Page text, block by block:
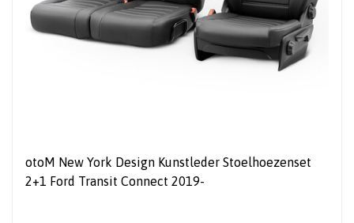
otoM New York Design Kunstleder Stoelhoezenset
2+1 Ford Transit Connect 2019-